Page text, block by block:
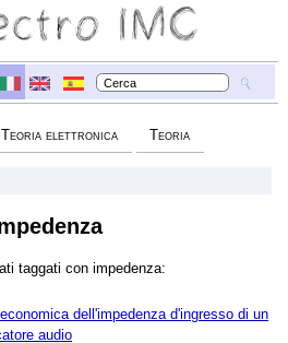
Teoria elettronica Teoria
taggati con impedenza:
dell'impedenza d'ingresso di un
audio